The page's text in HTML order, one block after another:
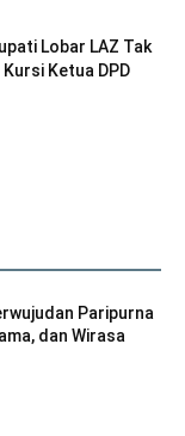
Lobar LAZ Tak
Ketua DPD
Paripurna
dan Wirasa